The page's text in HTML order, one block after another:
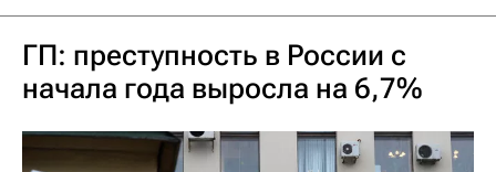
ГП: преступность в России с
начала года выросла на 6,7%